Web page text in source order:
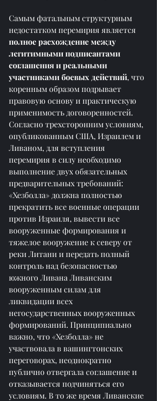
Самым фатальным структурным
недостатком перемирия является
полное расхождение между
легитимными подписантами
соглашения и реальными
участниками боевых действий, что
коренным образом подрывает
правовую основу и практическую
применимость договоренностей.
Согласно трехсторонним условиям,
опубликованным США, Израилем и
Ливаном, для вступления
перемирия в силу необходимо
выполнение двух обязательных
предварительных требований:
«Хезболла» должна полностью
прекратить все военные операции
против Израиля, вывести все
вооруженные формирования и
тяжелое вооружение к северу от
реки Литани и передать полный
контроль над безопасностью
южного Ливана Ливанским
вооруженным силам для
ликвидации всех
негосударственных вооруженных
формирований. Принципиально
важно, что «Хезболла» не
участвовала в вашингтонских
переговорах, неоднократно
публично отвергала соглашение и
отказывается подчиняться его
условиям. В то же время Ливанские